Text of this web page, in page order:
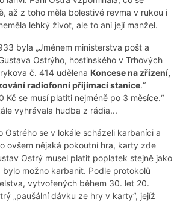
až z toho měla bolestivé revma v rukou i
lehký život, ale to ani její manžel.
byla „Jménem ministerstva pošt a
Ostrýho, hostinského v Trhových
č. 414 udělena Koncese na zřízení,
radiofonní přijímací stanice.“
Kč se musí platiti nejméně po 3 měsíce.“
vyhrávala hudba z rádia...
Ostrého se v lokále scházeli karbaníci a
ovšem nějaká pokoutní hra, karty zde
Ostrý musel platit poplatek stejně jako
bylo možno karbanit. Podle protokolů
vytvořených během 30. let 20.
„paušální dávku ze hry v karty“, jejíž